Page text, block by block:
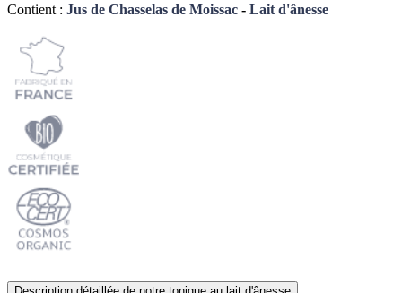
Contient : Jus de Chasselas de Moissac - Lait d'ânesse